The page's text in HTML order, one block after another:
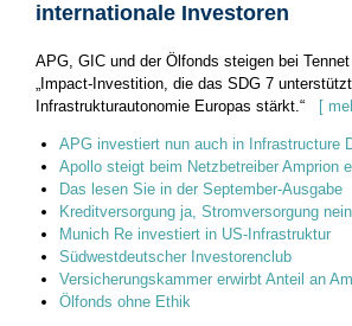
internationale Investoren
APG, GIC und der Ölfonds steigen bei
„Impact-Investition, die das SDG 7
Infrastrukturautonomie Europas stärkt.“
[
APG investiert nun auch in Infrastructure
Apollo steigt beim Netzbetreiber Amprion
Das lesen Sie in der September-Ausgabe
Kreditversorgung ja, Stromversorgung nein
Munich Re investiert in US-Infrastruktur
Südwestdeutscher Investorenclub
Versicherungskammer erwirbt Anteil an
Ölfonds ohne Ethik